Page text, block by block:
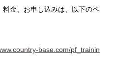
金、お申し込みは、以下のペ
base.com/pf_trainin